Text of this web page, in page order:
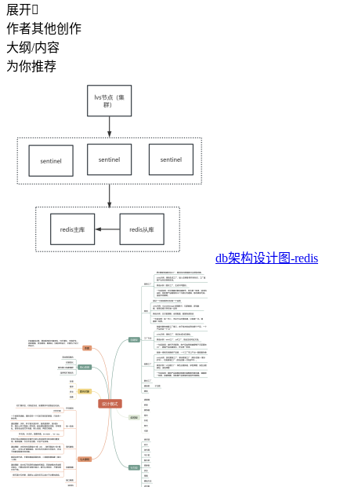
展开
作者其他创作
大纲/内容
为你推荐
db架构设计图-redis